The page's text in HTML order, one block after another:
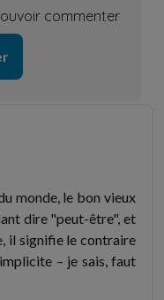
commenter
monde, le bon vieux
dire "peut-être", et
il signifie le contraire
– je sais, faut